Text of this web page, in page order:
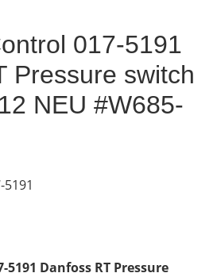
017-5191
Pressure switch
NEU #W685-
5191
5191 Danfoss RT Pressure